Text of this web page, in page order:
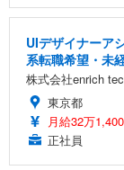
UIデザイナーア
系転職希望・未
株式会社enrich
東京都
月給32万
正社員